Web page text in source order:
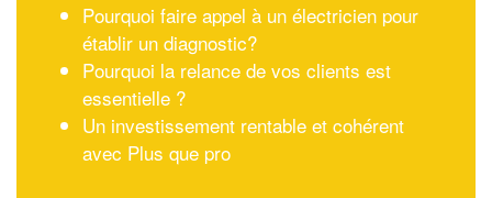
Pourquoi faire appel à un électricien pour
établir un diagnostic?
Pourquoi la relance de vos clients est
essentielle ?
Un investissement rentable et cohérent
avec Plus que pro